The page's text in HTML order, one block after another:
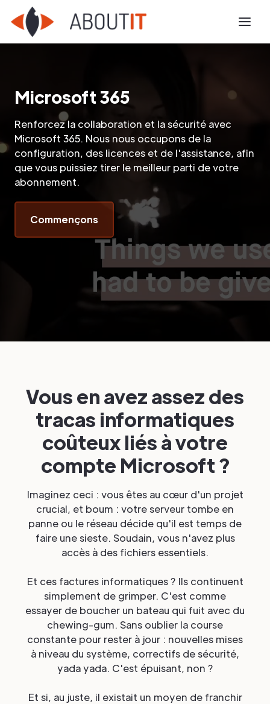
Microsoft 365
Renforcez la collaboration et la sécurité avec
Microsoft 365. Nous nous occupons de la
configuration, des licences et de l'assistance, afin
que vous puissiez tirer le meilleur parti de votre
abonnement.
Commençons
Vous en avez assez des
tracas informatiques
coûteux liés à votre
compte Microsoft ?
Imaginez ceci : vous êtes au cœur d'un projet
crucial, et boum : votre serveur tombe en
panne ou le réseau décide qu'il est temps de
faire une sieste. Soudain, vous n'avez plus
accès à des fichiers essentiels.
Et ces factures informatiques ? Ils continuent
simplement de grimper. C'est comme
essayer de boucher un bateau qui fuit avec du
chewing-gum. Sans oublier la course
constante pour rester à jour : nouvelles mises
à niveau du système, correctifs de sécurité,
yada yada. C'est épuisant, non ?
Et si, au juste, il existait un moyen de franchir